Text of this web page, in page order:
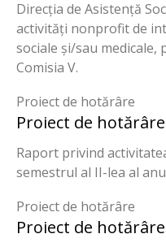
Direcția de Asistență
activități nonprofit de
sociale și/sau medicale,
Comisia V.
Proiect de hotărâre
Proiect de
Raport privind
semestrul al II-lea al
Proiect de hotărâre
Proiect de